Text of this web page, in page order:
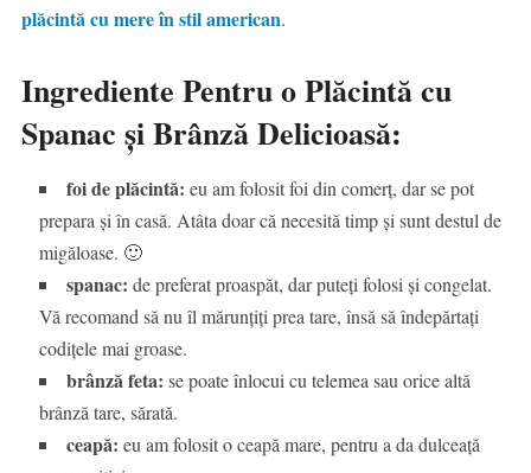
plăcintă cu mere în stil american.
Ingrediente Pentru o Plăcintă cu
Spanac și Brânză Delicioasă:
foi de plăcintă: eu am folosit foi din comerț, dar se pot
prepara și în casă. Atâta doar că necesită timp și sunt destul de
migăloase. 🙂
spanac: de preferat proaspăt, dar puteți folosi și congelat.
Vă recomand să nu îl mărunțiți prea tare, însă să îndepărtați
codițele mai groase.
brânză feta: se poate înlocui cu telemea sau orice altă
brânză tare, sărată.
ceapă: eu am folosit o ceapă mare, pentru a da dulceață